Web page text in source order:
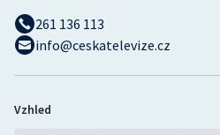
261 136 113
info@ceskatelevize.cz
Vzhled